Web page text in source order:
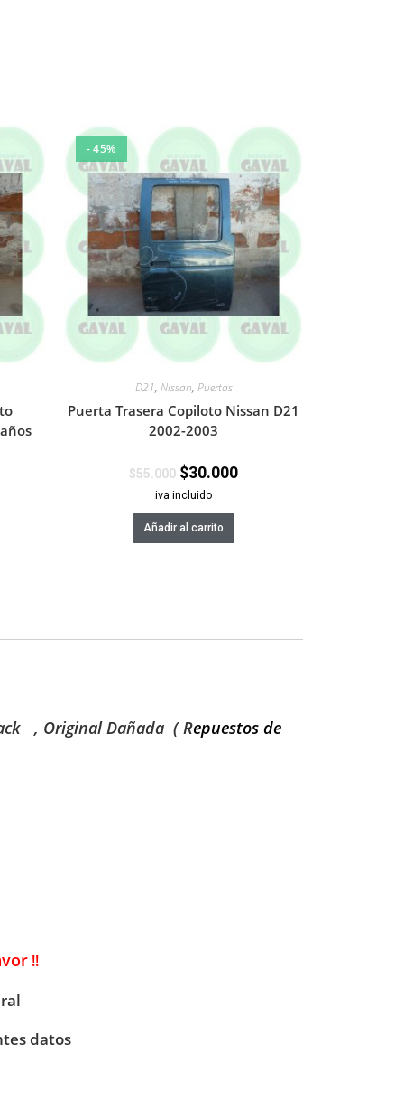
- 45%
D21, Nissan, Puertas
Puerta Trasera Copiloto Nissan D21
2002-2003
$55.000 $30.000
iva incluido
Añadir al carrito
, Original Dañada ( Repuestos de
!!
datos